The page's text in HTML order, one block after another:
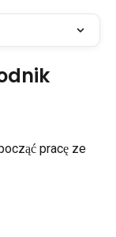
pracę ze